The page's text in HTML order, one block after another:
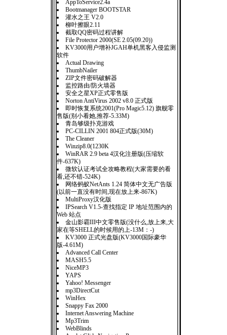
AppToService2.4a
Bootmanager BOOTSTAR
灌水之王 V2.0
柳叶擦眼2.11
截取QQ密码过程讲解
File Protector 2000(SE 2.05(09.20))
KV3000用户增补JGAH单机黑客入侵监测
软件
Actual Drawing
ThumbNailer
ZIP文件密码破解器
监控路由/防火墙器
安全之星XP正式零售版
Norton AntiVirus 2002 v8.0 正式版
即时恢复系统2001(Pro Magic5.12) 旗舰零
售版(别小看她,推荐-5.33M)
青岛够级扑克游戏
PC-CILLIN 2001 804正式版(30M)
The Cleaner
Winzip8.0(1230K
WinRAR 2.9 beta 4汉化注册版(压缩软
件-637K)
微软认证考试全攻略教程(大家需要的看
看,还不错-524K)
网络蚂蚁NetAnts 1.24 简体中文无广告版
(以前一直没有时间,现在放上来-867K)
MultiProxy汉化版
IPSearch V1.5-查找指定 IP 地址范围内的
Web 站点
金山影霸III中文零售版(没什么,放上来,大
家在等SHELL的时候用的上-13M：-)
KV3000 正式光盘版(KV3000国际豪华
版-4.61M)
Advanced Call Center
MASH5.5
NiceMP3
YAPS
Yahoo! Messenger
mp3DirectCut
WinHex
Snappy Fax 2000
Internet Answering Machine
Mp3Trim
WebBlinds